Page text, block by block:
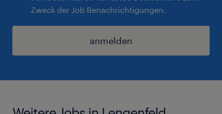
Zweck der Job Benachrichtigungen.
anmelden